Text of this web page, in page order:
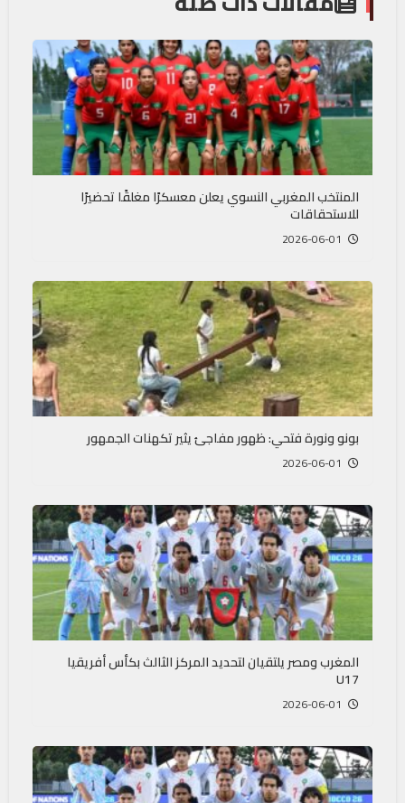
المنتخب المغربي النسوي يعلن معسكرًا مغلقًا تحضيرًا
للاستحقاقات
بونو ونورة فتحي: ظهور مفاجئ يثير تكهنات الجمهور
المغرب ومصر يلتقيان لتحديد المركز الثالث بكأس أفريقيا
U17